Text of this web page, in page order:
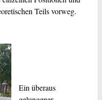
Teils vorweg.
Ein überaus